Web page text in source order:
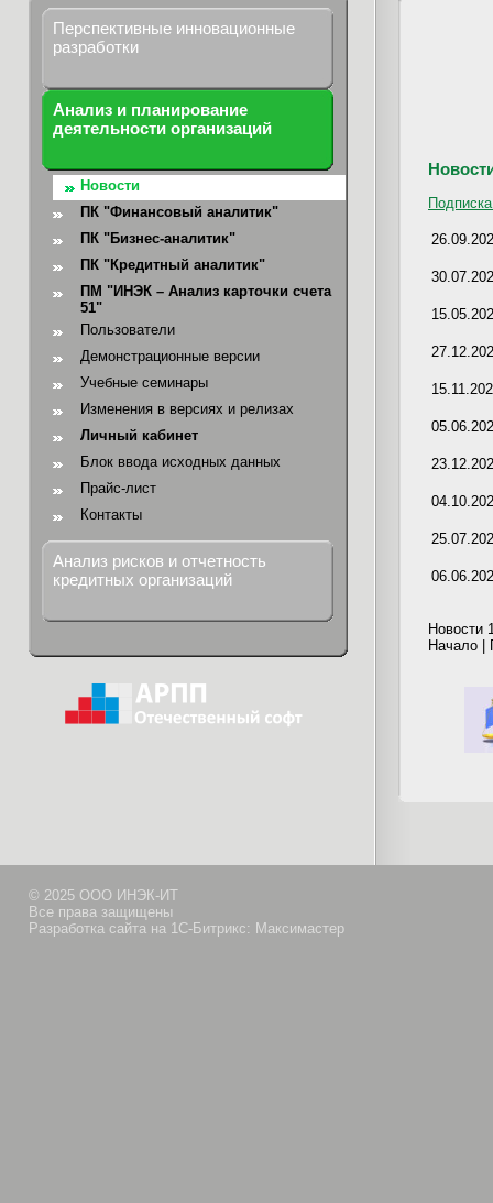
Перспективные инновационные
разработки
Анализ и планирование
деятельности организаций
Новости
ПК "Финансовый аналитик"
ПК "Бизнес-аналитик"
ПК "Кредитный аналитик"
ПМ "ИНЭК – Анализ карточки счета
51"
Пользователи
Демонстрационные версии
Учебные семинары
Изменения в версиях и релизах
Личный кабинет
Блок ввода исходных данных
Прайс-лист
Контакты
Анализ рисков и отчетность
кредитных организаций
Новости
Начало
© 2025 ООО ИНЭК-ИТ
Все права защищены
Разработка сайта на 1С-Битрикс: Максимастер